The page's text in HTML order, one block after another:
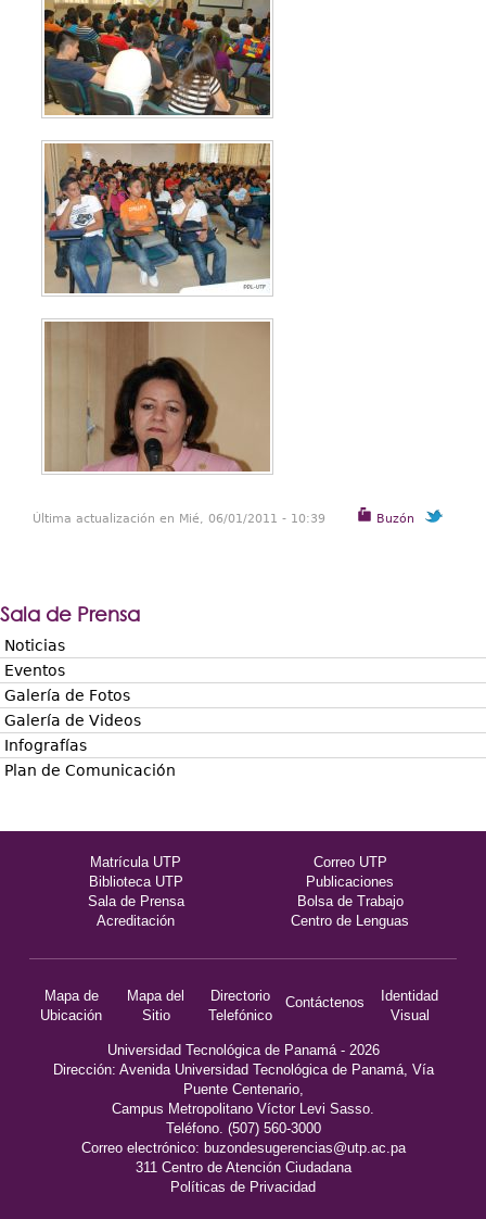
Buzón
Última actualización en Mié, 06/01/2011 - 10:39
Sala de Prensa
Noticias
Eventos
Galería de Fotos
Galería de Videos
Infografías
Plan de Comunicación
Matrícula UTP
Correo UTP
Biblioteca UTP
Publicaciones
Sala de Prensa
Bolsa de Trabajo
Acreditación
Centro de Lenguas
Mapa de
Ubicación
Mapa del
Sitio
Directorio
Telefónico
Contáctenos
Identidad
Visual
Universidad Tecnológica de Panamá - 2026
Dirección: Avenida Universidad Tecnológica de Panamá, Vía
Puente Centenario,
Campus Metropolitano Víctor Levi Sasso.
Teléfono. (507) 560-3000
Correo electrónico: buzondesugerencias@utp.ac.pa
311 Centro de Atención Ciudadana
Políticas de Privacidad